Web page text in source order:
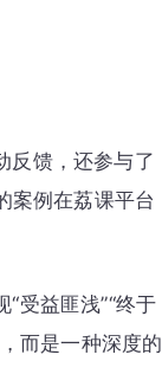
反馈，还参与了
案例在荔课平台
受益匪浅”“终于
而是一种深度的